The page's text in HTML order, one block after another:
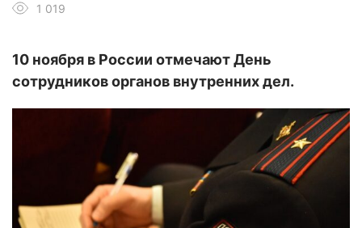
1 019
10 ноября в России отмечают День
сотрудников органов внутренних дел.